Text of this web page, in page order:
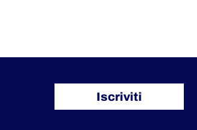
Iscriviti